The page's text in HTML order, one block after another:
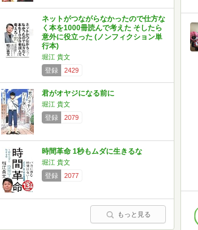
ネットがつながらなかったので仕方な
く本を1000冊読んで考えた そしたら
意外に役立った (ノンフィクション単
行本)
堀江 貴文
登録
2429
君がオヤジになる前に
堀江 貴文
登録
2079
時間革命 1秒もムダに生きるな
堀江 貴文
登録
2077
もっと見る